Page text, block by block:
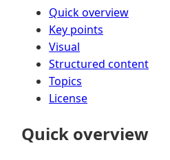
Quick overview
Key points
Visual
Structured content
Topics
License
Quick overview